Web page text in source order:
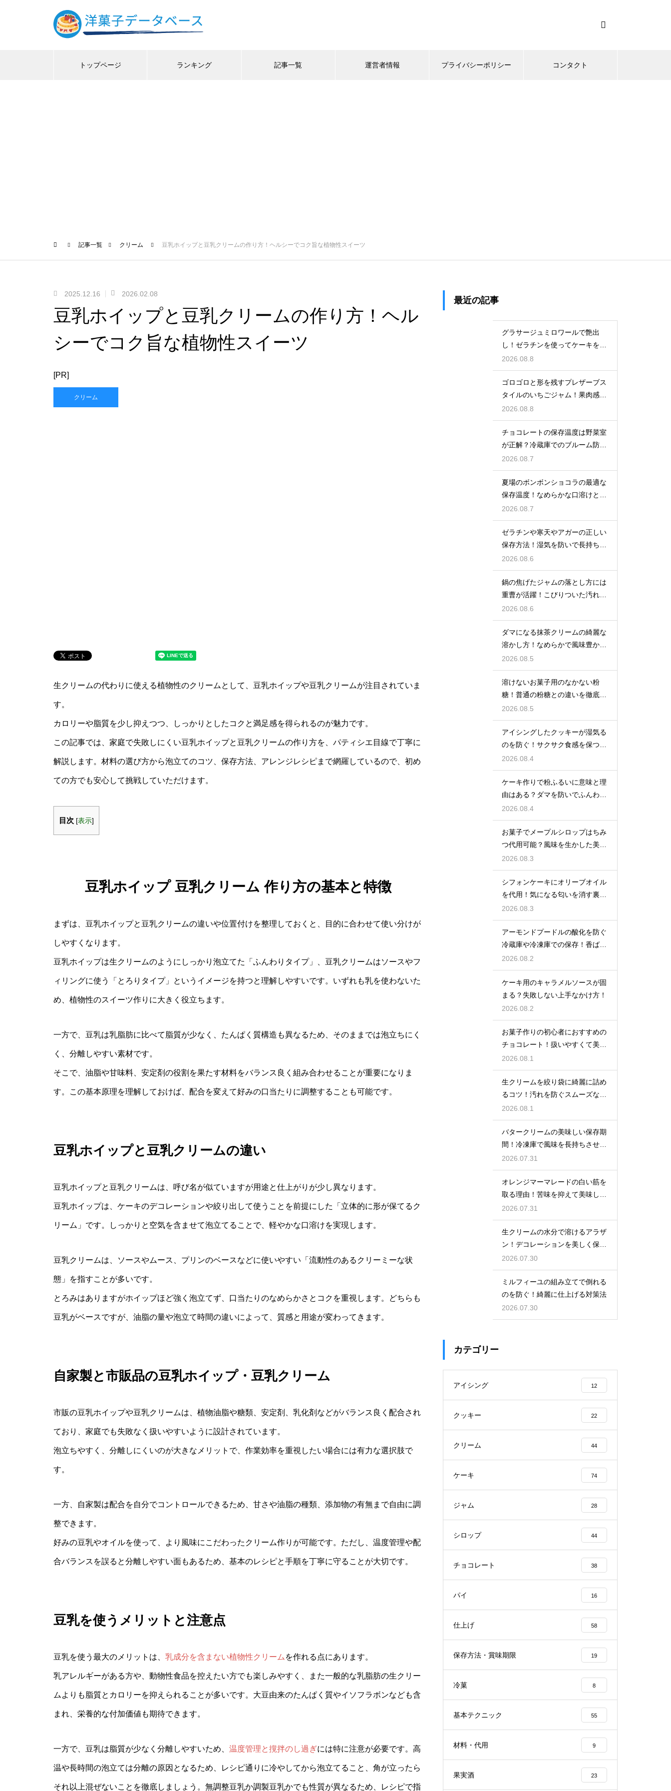
トップページ ランキング 記事一覧 運営者情報 プライバシーポリシー コンタクト
記事一覧 クリーム 豆乳ホイップと豆乳クリームの作り方！ヘルシーでコク旨な植物性スイーツ
2025.12.16 2026.02.08
豆乳ホイップと豆乳クリームの作り方！ヘル
シーでコク旨な植物性スイーツ
[PR]
クリーム
生クリームの代わりに使える植物性のクリームとして、豆乳ホイップや豆乳クリームが注目されていま
す。
カロリーや脂質を少し抑えつつ、しっかりとしたコクと満足感を得られるのが魅力です。
この記事では、家庭で失敗しにくい豆乳ホイップと豆乳クリームの作り方を、パティシエ目線で丁寧に
解説します。材料の選び方から泡立てのコツ、保存方法、アレンジレシピまで網羅しているので、初め
ての方でも安心して挑戦していただけます。
目次 [表示]
豆乳ホイップ 豆乳クリーム 作り方の基本と特徴
まずは、豆乳ホイップと豆乳クリームの違いや位置付けを整理しておくと、目的に合わせて使い分けが
しやすくなります。
豆乳ホイップは生クリームのようにしっかり泡立てた「ふんわりタイプ」、豆乳クリームはソースやフ
ィリングに使う「とろりタイプ」というイメージを持つと理解しやすいです。いずれも乳を使わないた
め、植物性のスイーツ作りに大きく役立ちます。
一方で、豆乳は乳脂肪に比べて脂質が少なく、たんぱく質構造も異なるため、そのままでは泡立ちにく
く、分離しやすい素材です。
そこで、油脂や甘味料、安定剤の役割を果たす材料をバランス良く組み合わせることが重要になりま
す。この基本原理を理解しておけば、配合を変えて好みの口当たりに調整することも可能です。
豆乳ホイップと豆乳クリームの違い
豆乳ホイップと豆乳クリームは、呼び名が似ていますが用途と仕上がりが少し異なります。
豆乳ホイップは、ケーキのデコレーションや絞り出して使うことを前提にした「立体的に形が保てるク
リーム」です。しっかりと空気を含ませて泡立てることで、軽やかな口溶けを実現します。
豆乳クリームは、ソースやムース、プリンのベースなどに使いやすい「流動性のあるクリーミーな状
態」を指すことが多いです。
とろみはありますがホイップほど強く泡立てず、口当たりのなめらかさとコクを重視します。どちらも
豆乳がベースですが、油脂の量や泡立て時間の違いによって、質感と用途が変わってきます。
自家製と市販品の豆乳ホイップ・豆乳クリーム
市販の豆乳ホイップや豆乳クリームは、植物油脂や糖類、安定剤、乳化剤などがバランス良く配合され
ており、家庭でも失敗なく扱いやすいように設計されています。
泡立ちやすく、分離しにくいのが大きなメリットで、作業効率を重視したい場合には有力な選択肢で
す。
一方、自家製は配合を自分でコントロールできるため、甘さや油脂の種類、添加物の有無まで自由に調
整できます。
好みの豆乳やオイルを使って、より風味にこだわったクリーム作りが可能です。ただし、温度管理や配
合バランスを誤ると分離しやすい面もあるため、基本のレシピと手順を丁寧に守ることが大切です。
豆乳を使うメリットと注意点
豆乳を使う最大のメリットは、 乳成分を含まない植物性クリーム を作れる点にあります。
乳アレルギーがある方や、動物性食品を控えたい方でも楽しみやすく、また一般的な乳脂肪の生クリー
ムよりも脂質とカロリーを抑えられることが多いです。大豆由来のたんぱく質やイソフラボンなども含
まれ、栄養的な付加価値も期待できます。
一方で、豆乳は脂質が少なく分離しやすいため、 温度管理と撹拌のし過ぎには特に注意が必要です。高
温や長時間の泡立ては分離の原因となるため、レシピ通りに冷やしてから泡立てること、角が立ったら
それ以上混ぜないことを徹底しましょう。無調整豆乳か調製豆乳かでも性質が異なるため、レシピで指
最近の記事
グラサージュミロワールで艶出
し！ゼラチンを使ってケーキを美
しく飾る
2026.08.8
ゴロゴロと形を残すプレザーブス
タイルのいちごジャム！果肉感を
たっぷり楽しむ美味しいレシピ
2026.08.8
チョコレートの保存温度は野菜室
が正解？冷蔵庫でのブルーム防止
策
2026.08.7
夏場のボンボンショコラの最適な
保存温度！なめらかな口溶けと美
しいツヤを保つための管理方法
2026.08.7
ゼラチンや寒天やアガーの正しい
保存方法！湿気を防いで長持ちさ
せるコツ
2026.08.6
鍋の焦げたジャムの落とし方には
重曹が活躍！こびりついた汚れを
綺麗に落としてピカピカにする技
2026.08.6
ダマになる抹茶クリームの綺麗な
溶かし方！なめらかで風味豊かな
クリームを作る
2026.08.5
溶けないお菓子用のなかない粉
糖！普通の粉糖との違いを徹底解
説
2026.08.5
アイシングしたクッキーが湿気る
のを防ぐ！サクサク食感を保つ裏
技
2026.08.4
ケーキ作りで粉ふるいに意味と理
由はある？ダマを防いでふんわり
と軽い生地に焼き上げるための基
本
2026.08.4
お菓子でメープルシロップはちみ
つ代用可能？風味を生かした美味
しい技
2026.08.3
シフォンケーキにオリーブオイル
を代用！気になる匂いを消す裏ワ
ザ
2026.08.3
アーモンドプードルの酸化を防ぐ
冷蔵庫や冷凍庫での保存！香ばし
い風味を保ってお菓子を美味しく
する
2026.08.2
ケーキ用のキャラメルソースが固
まる？失敗しない上手なかけ方！
2026.08.2
お菓子作りの初心者におすすめの
チョコレート！扱いやすくて美味
しい種類を紹介
2026.08.1
生クリームを絞り袋に綺麗に詰め
るコツ！汚れを防ぐスムーズな入
れ方
2026.08.1
バタークリームの美味しい保存期
間！冷凍庫で風味を長持ちさせる
コツ
2026.07.31
オレンジマーマレードの白い筋を
取る理由！苦味を抑えて美味しい
ジャムに仕上げる
2026.07.31
生クリームの水分で溶けるアラザ
ン！デコレーションを美しく保つ
ための飾るタイミングとコツ
2026.07.30
ミルフィーユの組み立てで倒れる
のを防ぐ！綺麗に仕上げる対策法
2026.07.30
カテゴリー
アイシング 12
クッキー 22
クリーム 44
ケーキ 74
ジャム 28
シロップ 44
チョコレート 38
パイ 16
仕上げ 58
保存方法・賞味期限 19
冷菓 8
基本テクニック 55
材料・代用 9
果実酒 23